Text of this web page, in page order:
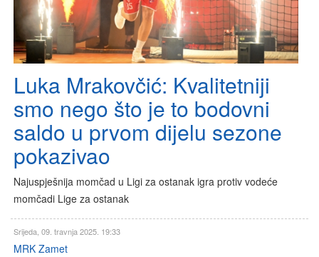
Luka Mrakovčić: Kvalitetniji
smo nego što je to bodovni
saldo u prvom dijelu sezone
pokazivao
Najuspješnija momčad u Ligi za ostanak igra protiv vodeće
momčadi Lige za ostanak
Srijeda, 09. travnja 2025. 19:33
MRK Zamet